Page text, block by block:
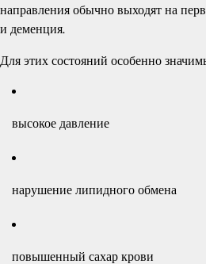
направления обычно выходят на
и деменция.
Для этих состояний особенно
высокое давление
нарушение липидного обмена
повышенный сахар крови